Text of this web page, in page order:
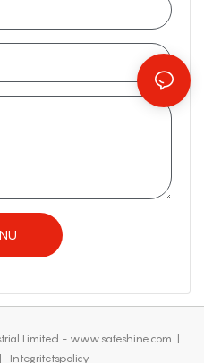
Limited - www.safeshine.com |
| Integritetspolicy